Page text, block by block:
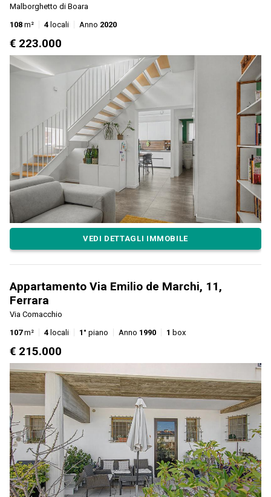
Malborghetto di Boara
108 m² 4 locali Anno 2020
€ 223.000
VEDI DETTAGLI IMMOBILE
Appartamento Via Emilio de Marchi, 11,
Ferrara
Via Comacchio
107m² 4 locali 1° piano Anno 1990 1 box
€ 215.000